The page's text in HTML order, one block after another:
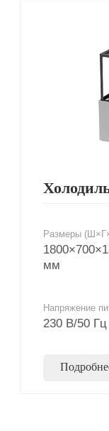
Размеры
мм
Напряжение
230 В/50 Гц